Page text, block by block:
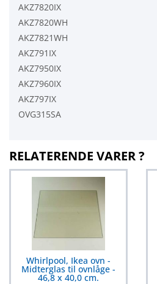
AKZ7820IX
AKZ7820WH
AKZ7821WH
AKZ791IX
AKZ7950IX
AKZ7960IX
AKZ797IX
OVG315SA
RELATERENDE VARER ?
Whirlpool, Ikea ovn -
Midterglas til ovnlåge -
46,8 x 40,0 cm.